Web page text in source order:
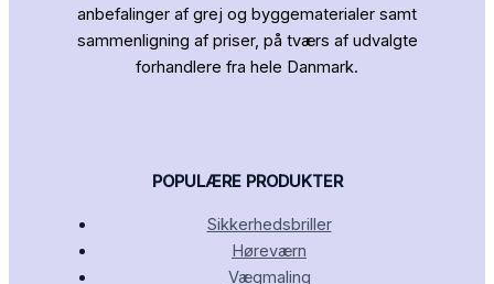
anbefalinger af grej og byggematerialer samt
sammenligning af priser, på tværs af udvalgte
forhandlere fra hele Danmark.
POPULÆRE PRODUKTER
Sikkerhedsbriller
Høreværn
Vægmaling